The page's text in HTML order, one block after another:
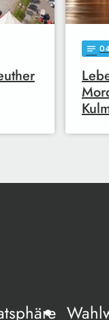
notes 04